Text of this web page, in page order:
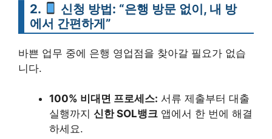
2.
신청 방법: “은행 방문 없이, 내 방
에서 간편하게”
바쁜 업무 중에 은행 영업점을 찾아갈 필요가 없습
니다.
100% 비대면 프로세스: 서류 제출부터 대출
실행까지 신한 SOL뱅크 앱에서 한 번에 해결
하세요.